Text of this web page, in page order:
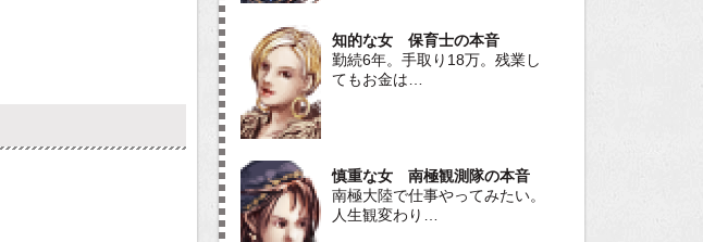
知的な女 保育士の本音
勤続6年。手取り18万。残業し
てもお金は…
慎重な女 南極観測隊の本音
南極大陸で仕事やってみたい。
人生観変わり…